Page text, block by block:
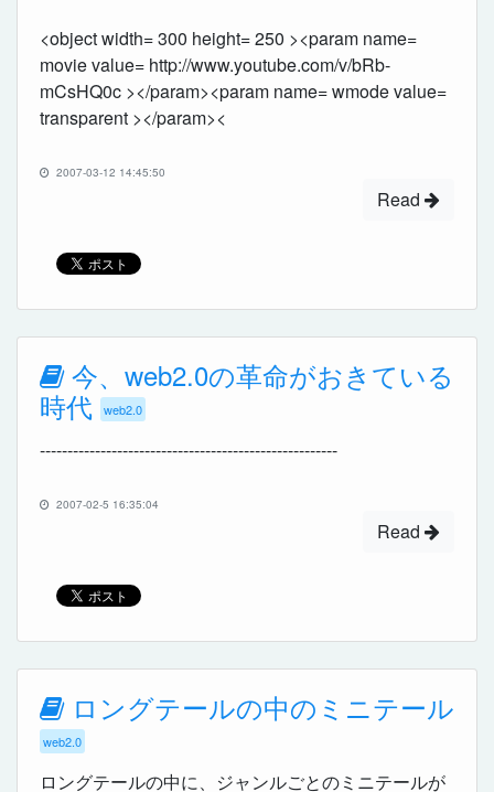
<object width= 300 height= 250 ><param name=
movie value= http://www.youtube.com/v/bRb-
mCsHQ0c ></param><param name= wmode value=
transparent ></param><
2007-03-12 14:45:50
Read
今、web2.0の革命がおきている
時代
web2.0
------------------------------------------------------
2007-02-5 16:35:04
Read
ロングテールの中のミニテール
web2.0
ロングテールの中に、ジャンルごとのミニテールが